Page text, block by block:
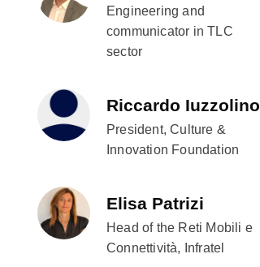
Engineering and
communicator in TLC
sector
Riccardo Iuzzolino
President, Culture &
Innovation Foundation
Elisa Patrizi
Head of the Reti Mobili e
Connettività, Infratel